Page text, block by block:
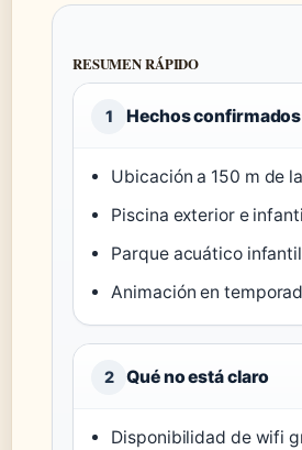
RESUMEN RÁPIDO
1 Hechos confirmados
Ubicación a 150 m de
Piscina exterior e
Parque acuático
Animación en
2 Qué no está claro
Disponibilidad de wifi